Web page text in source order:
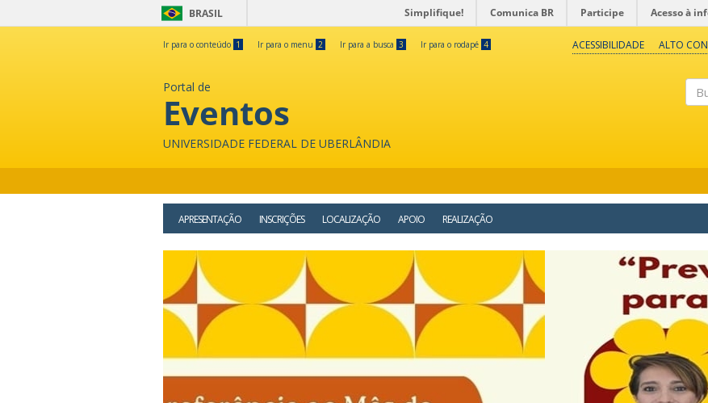
BRASIL Simplifique! Comunica BR Participe Acesso à
Ir para o conteúdo 1 Ir para o menu 2 Ir para a busca 3 Ir para o rodapé 4 ACESSIBILIDADE ALTO
Portal de
Eventos
UNIVERSIDADE FEDERAL DE UBERLÂNDIA
APRESENTAÇÃO INSCRIÇÕES LOCALIZAÇÃO APOIO REALIZAÇÃO